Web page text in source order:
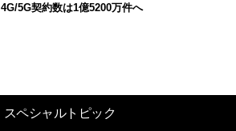
4G/5G契約数は1億5200万件へ
スペシャルトピック